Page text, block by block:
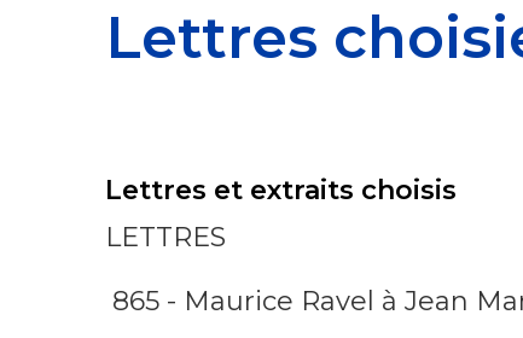
Lettres
Lettres et extraits choisis
LETTRES
865 - Maurice Ravel à Jean